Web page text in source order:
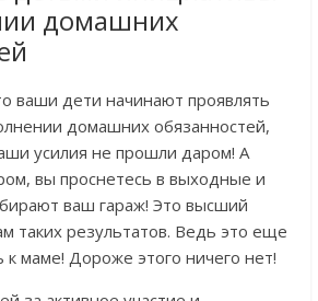
домашних
ваши дети начинают проявлять
домашних обязанностей,
усилия не прошли даром! А
вы проснетесь в выходные и
ваш гараж! Это высший
таких результатов. Ведь это еще
к маме! Дороже этого ничего нет!